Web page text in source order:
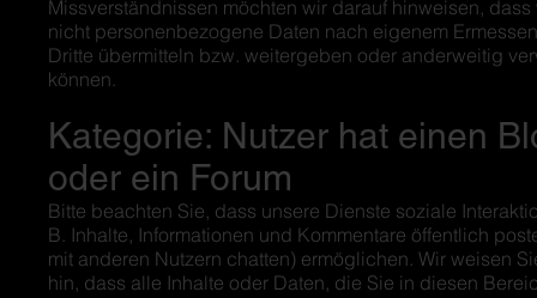
Missverständnissen möchten wir darauf hinweisen, dass
nicht personenbezogene Daten nach eigenem
Dritte übermitteln bzw. weitergeben oder anderweitig
können.
Kategorie: Nutzer hat einen
oder ein Forum
Bitte beachten Sie, dass unsere Dienste soziale
B. Inhalte, Informationen und Kommentare öffentlich
mit anderen Nutzern chatten) ermöglichen. Wir weisen
hin, dass alle Inhalte oder Daten, die Sie in diesen